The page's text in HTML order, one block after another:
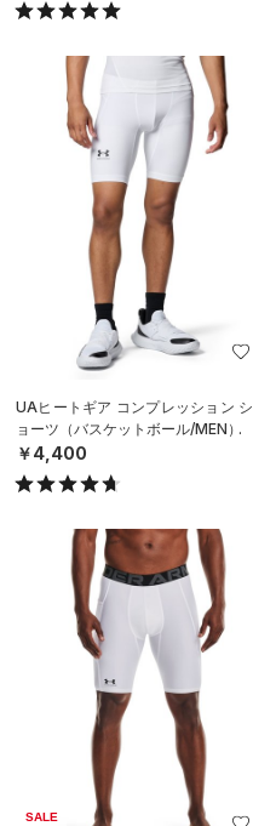
UAヒートギア コンプレッション シ
ョーツ（バスケットボール/MEN）
￥4,400
SALE